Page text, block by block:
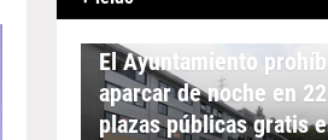
APARCAMIENTO
El Ayuntamiento
aparcar de noche en
plazas públicas gratis